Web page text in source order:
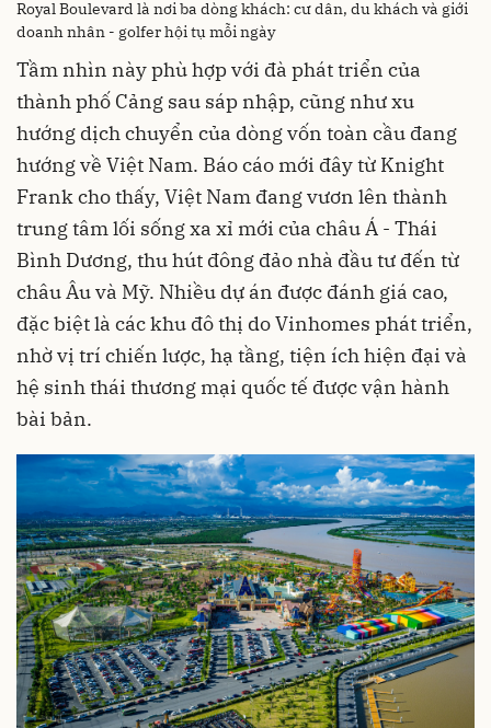
Royal Boulevard là nơi ba dòng khách: cư dân, du khách và giới
doanh nhân - golfer hội tụ mỗi ngày
Tầm nhìn này phù hợp với đà phát triển của
thành phố Cảng sau sáp nhập, cũng như xu
hướng dịch chuyển của dòng vốn toàn cầu đang
hướng về Việt Nam. Báo cáo mới đây từ Knight
Frank cho thấy, Việt Nam đang vươn lên thành
trung tâm lối sống xa xỉ mới của châu Á - Thái
Bình Dương, thu hút đông đảo nhà đầu tư đến từ
châu Âu và Mỹ. Nhiều dự án được đánh giá cao,
đặc biệt là các khu đô thị do Vinhomes phát triển,
nhờ vị trí chiến lược, hạ tầng, tiện ích hiện đại và
hệ sinh thái thương mại quốc tế được vận hành
bài bản.